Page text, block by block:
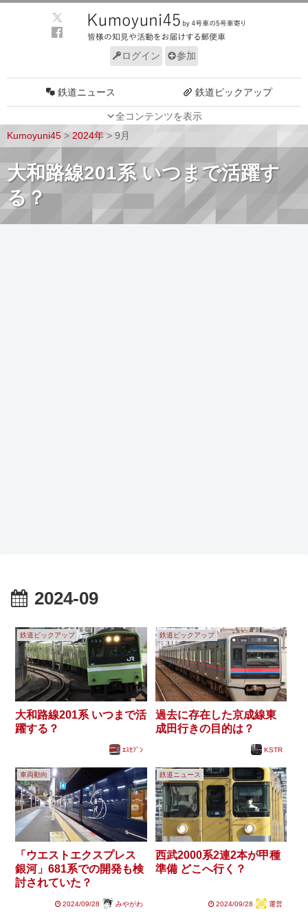
ログイン 参加
全コンテンツを表示
鉄道ニュース 鉄道ピックアップ
車両技術 路線探訪
ルール サイトについて
Kumoyuni45 > 2024年 > 9月
大和路線201系 いつまで活躍す
る？
2024-09
鉄道ピックアップ
大和路線201系 いつまで活
躍する？
ｴｽｾﾌﾞﾝ
鉄道ピックアップ
過去に存在した京成線東
成田行きの目的は？
KSTR
車両動向
「ウエストエクスプレス
銀河」681系での開発も検
討されていた？
2024/09/28 みやがわ
鉄道ニュース
西武2000系2連2本が甲種
準備 どこへ行く？
2024/09/28 運営